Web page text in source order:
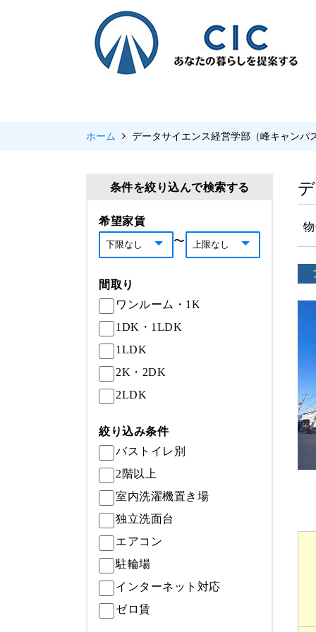
ホーム データサイエンス経営学部（峰キャンパ
条件を絞り込んで検索する
希望家賃
〜
間取り
ワンルーム・1K
1DK・1LDK
1LDK
2K・2DK
2LDK
絞り込み条件
バストイレ別
2階以上
室内洗濯機置き場
独立洗面台
エアコン
駐輪場
インターネット対応
ゼロ賃